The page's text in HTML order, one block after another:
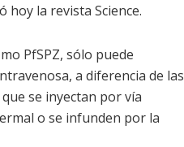
la revista Science.
PfSPZ, sólo puede
a diferencia de las
se inyectan por vía
o se infunden por la